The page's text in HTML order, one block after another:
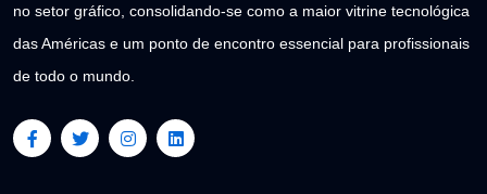
no setor gráfico, consolidando-se como a maior vitrine tecnológica
das Américas e um ponto de encontro essencial para profissionais
de todo o mundo.